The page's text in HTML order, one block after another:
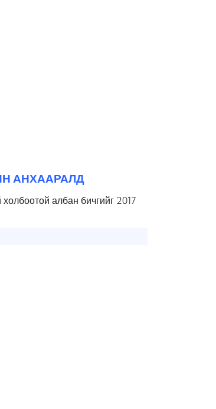
АНХААРАЛД
албан бичгийг 2017